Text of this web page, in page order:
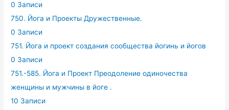
0 Записи
750. Йога и Проекты Дружественные.
0 Записи
751. Йога и проект создания сообщества йогинь и йогов
0 Записи
751.-585. Йога и Проект Преодоление одиночества
женщины и мужчины в йоге .
10 Записи